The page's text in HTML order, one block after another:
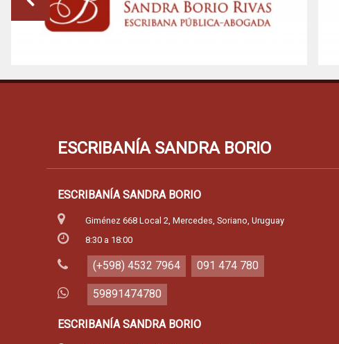
ESCRIBANÍA SANDRA BORIO
ESCRIBANÍA SANDRA BORIO
Giménez 668 Local 2, Mercedes, Soriano, Uruguay
8:30 a 18:00
(+598) 4532 7964 091 474 780
59891474780
ESCRIBANÍA SANDRA BORIO